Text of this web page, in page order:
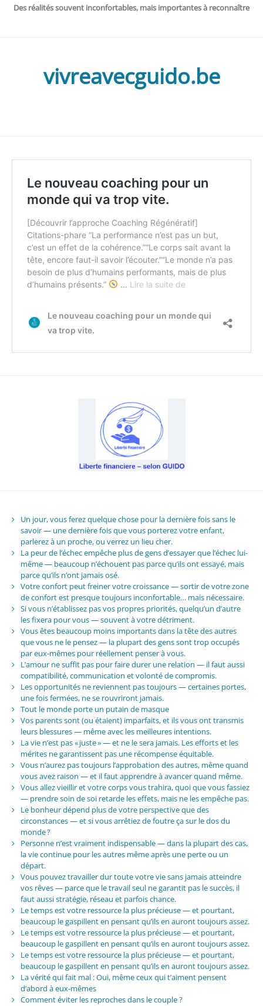
Des réalités souvent inconfortables, mais importantes à reconnaître
vivreavecguido.be
Un jour, vous ferez quelque chose pour la dernière fois sans le
savoir — une dernière fois que vous porterez votre enfant,
parlerez à un proche, ou verrez un lieu cher.
La peur de l’échec empêche plus de gens d’essayer que l’échec lui-
même — beaucoup n’échouent pas parce qu’ils ont essayé, mais
parce qu’ils n’ont jamais osé.
Votre confort peut freiner votre croissance — sortir de votre zone
de confort est presque toujours inconfortable… mais nécessaire.
Si vous n’établissez pas vos propres priorités, quelqu’un d’autre
les fixera pour vous — souvent à votre détriment.
Vous êtes beaucoup moins importants dans la tête des autres
que vous ne le pensez — la plupart des gens sont trop occupés
par eux-mêmes pour réellement penser à vous.
L’amour ne suffit pas pour faire durer une relation — il faut aussi
compatibilité, communication et volonté de compromis.
Les opportunités ne reviennent pas toujours — certaines portes,
une fois fermées, ne se rouvriront jamais.
Tout le monde porte un putain de masque
Vos parents sont (ou étaient) imparfaits, et ils vous ont transmis
leurs blessures — même avec les meilleures intentions.
La vie n’est pas « juste » — et ne le sera jamais. Les efforts et les
mérites ne garantissent pas une récompense équitable.
Vous n’aurez pas toujours l’approbation des autres, même quand
vous avez raison — et il faut apprendre à avancer quand même.
Vous allez vieillir et votre corps vous trahira, quoi que vous fassiez
— prendre soin de soi retarde les effets, mais ne les empêche pas.
Le bonheur dépend plus de votre perspective que des
circonstances — et si vous arrêtiez de foutre ça sur le dos du
monde ?
Personne n’est vraiment indispensable — dans la plupart des cas,
la vie continue pour les autres même après une perte ou un
départ.
Vous pouvez travailler dur toute votre vie sans jamais atteindre
vos rêves — parce que le travail seul ne garantit pas le succès, il
faut aussi stratégie, réseau et parfois chance.
Le temps est votre ressource la plus précieuse — et pourtant,
beaucoup le gaspillent en pensant qu’ils en auront toujours assez.
Le temps est votre ressource la plus précieuse — et pourtant,
beaucoup le gaspillent en pensant qu’ils en auront toujours assez.
Le temps est votre ressource la plus précieuse — et pourtant,
beaucoup le gaspillent en pensant qu’ils en auront toujours assez.
La vérité qui fait mal : Oui, même ceux qui t’aiment pensent
d’abord à eux-mêmes
Comment éviter les reproches dans le couple ?